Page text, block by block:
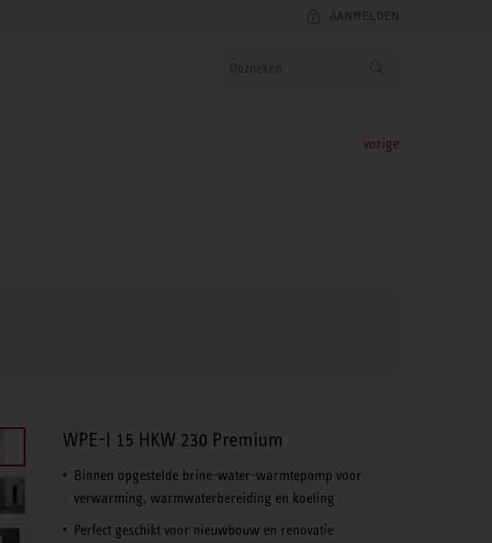
AANMELDEN
vorige
WPE-I 15 HKW 230 Premium
Binnen opgestelde brine-water-warmtepomp voor
verwarming, warmwaterbereiding en koeling
Perfect geschikt voor nieuwbouw en renovatie